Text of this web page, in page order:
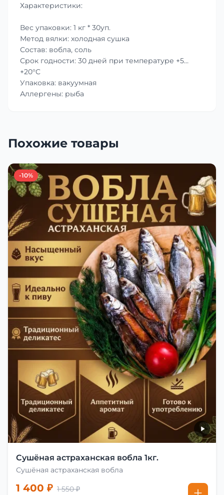
Характеристики:
Вес упаковки: 1 кг * 30уп.
Метод вялки: холодная сушка
Состав: вобла, соль
Срок годности: 30 дней при температуре +5…
+20°C
Упаковка: вакуумная
Аллергены: рыба
Похожие товары
-10%
Сушёная астраханская вобла 1кг.
Сушёная астраханская вобла
1 400 ₽ 1 550 ₽